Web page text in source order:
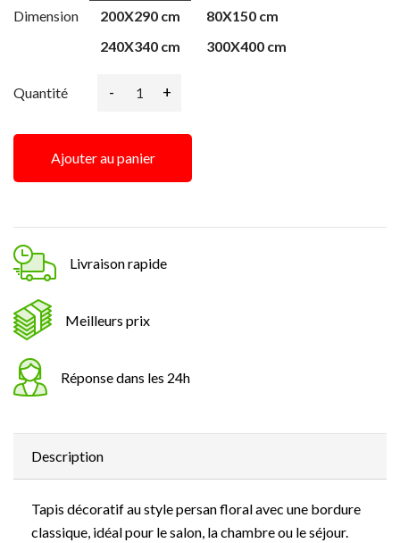
Dimension
200X290 cm
80X150 cm
240X340 cm
300X400 cm
Quantité - +
Ajouter au panier
Livraison rapide
Meilleurs prix
Réponse dans les 24h
Description
Tapis décoratif au style persan floral avec une bordure
classique, idéal pour le salon, la chambre ou le séjour.